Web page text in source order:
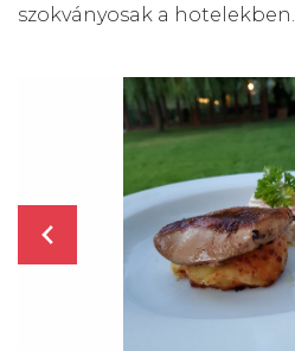
szokványosak a hotelekben.